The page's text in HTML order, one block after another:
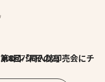
2026.7.30
第8回「同人誌即売会にチャレンジ その2」